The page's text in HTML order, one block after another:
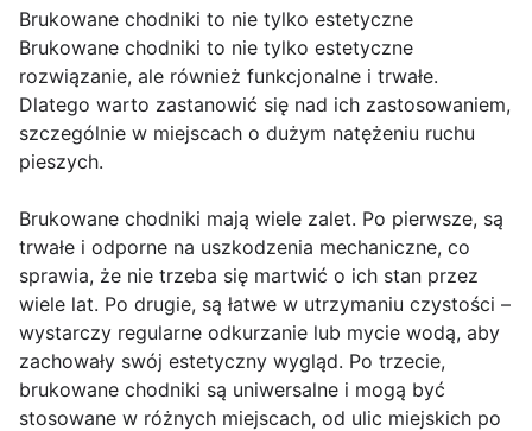
Brukowane chodniki to nie tylko estetyczne
Brukowane chodniki to nie tylko estetyczne
rozwiązanie, ale również funkcjonalne i trwałe.
Dlatego warto zastanowić się nad ich zastosowaniem,
szczególnie w miejscach o dużym natężeniu ruchu
pieszych.
Brukowane chodniki mają wiele zalet. Po pierwsze, są
trwałe i odporne na uszkodzenia mechaniczne, co
sprawia, że nie trzeba się martwić o ich stan przez
wiele lat. Po drugie, są łatwe w utrzymaniu czystości –
wystarczy regularne odkurzanie lub mycie wodą, aby
zachowały swój estetyczny wygląd. Po trzecie,
brukowane chodniki są uniwersalne i mogą być
stosowane w różnych miejscach, od ulic miejskich po